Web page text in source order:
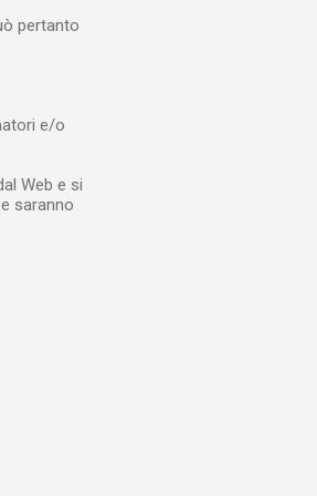
pertanto
e/o
Web e si
saranno